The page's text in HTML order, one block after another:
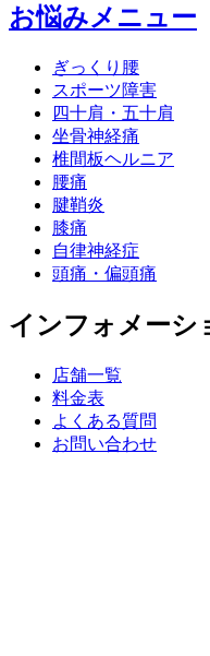
お悩みメニュー
ぎっくり腰
スポーツ障害
四十肩・五十肩
坐骨神経痛
椎間板ヘルニア
腰痛
腱鞘炎
膝痛
自律神経症
頭痛・偏頭痛
インフォメーシ
店舗一覧
料金表
よくある質問
お問い合わせ